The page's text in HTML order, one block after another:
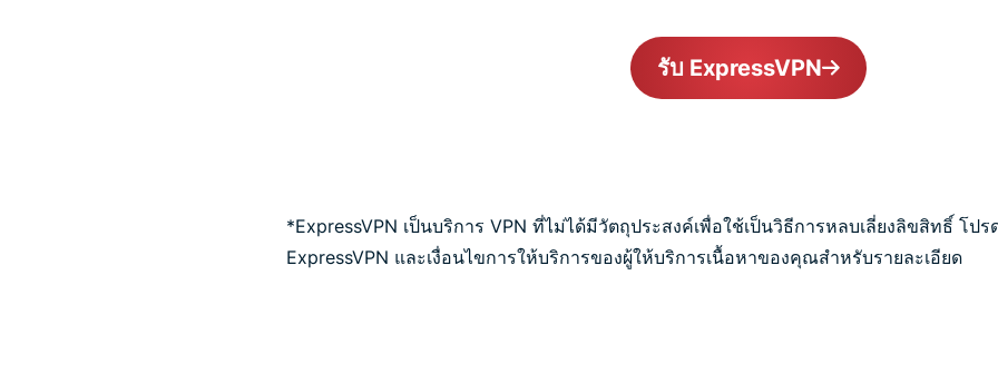
รับ ExpressVPN
*ExpressVPN เป็นบริการ VPN ที่ไม่ได้มีวัตถุประสงค์เพื่อใช้เป็นวิธีการหลบเลี่ยงลิขสิทธิ์ โปร
ExpressVPN และเงื่อนไขการให้บริการของผู้ให้บริการเนื้อหาของคุณสำหรับรายละเอียด